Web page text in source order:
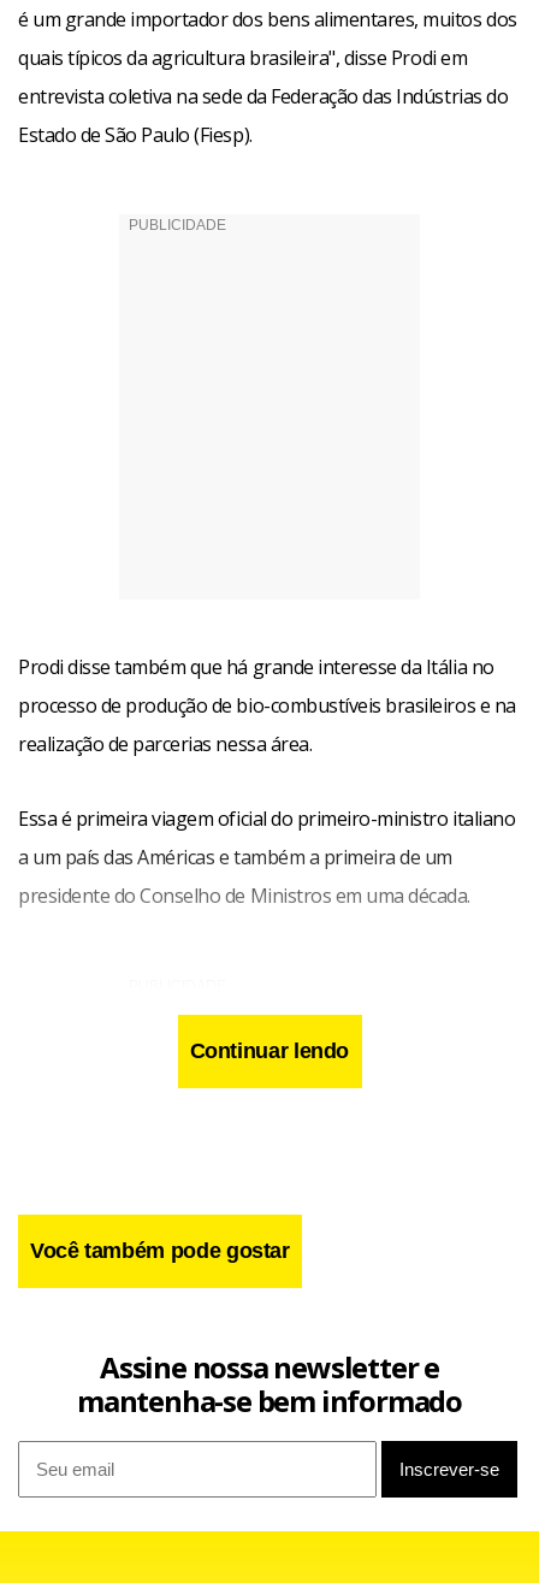
é um grande importador dos bens alimentares, muitos dos
quais típicos da agricultura brasileira", disse Prodi em
entrevista coletiva na sede da Federação das Indústrias do
Estado de São Paulo (Fiesp).
Prodi disse também que há grande interesse da Itália no
processo de produção de bio-combustíveis brasileiros e na
realização de parcerias nessa área.
Essa é primeira viagem oficial do primeiro-ministro italiano
a um país das Américas e também a primeira de um
presidente do Conselho de Ministros em uma década.
presidente Luiz Inácio Lula da Silva. Entre os temas que
devem ser tratados está o destravamento da rodada
Continuar lendo
Você também pode gostar
Assine nossa newsletter e
mantenha-se bem informado